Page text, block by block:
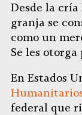
Desde la cría
granja se
como un
Se les
En Estados
federal que